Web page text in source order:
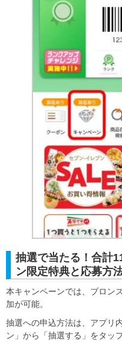
抽選で当たる！合計
ン限定特典と応募方
本キャンペーンでは、ブロン
加が可能。
抽選への申込方法は、アプリ
ン」から「抽選する」をタッ